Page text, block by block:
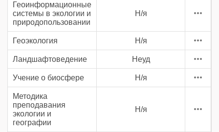
Геоинформационные
системы в экологии и
природопользовании
Н/я
Геоэкология Н/я
Ландшафтоведение Неуд
Учение о биосфере Н/я
Методика
преподавания
экологии и
географии
Н/я